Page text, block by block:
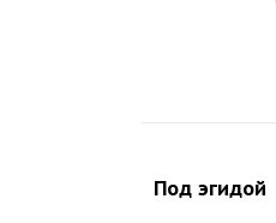
Под эгидой